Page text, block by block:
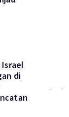
Israel
di